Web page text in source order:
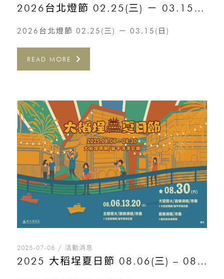
2026台北燈節 02.25(三) － 03.15(日)
2026台北燈節 02.25(三) － 03.15(日)
READ MORE
2025-07-08 活動消息
2025 大稻埕夏日節 08.06(三) – 08.30(六)